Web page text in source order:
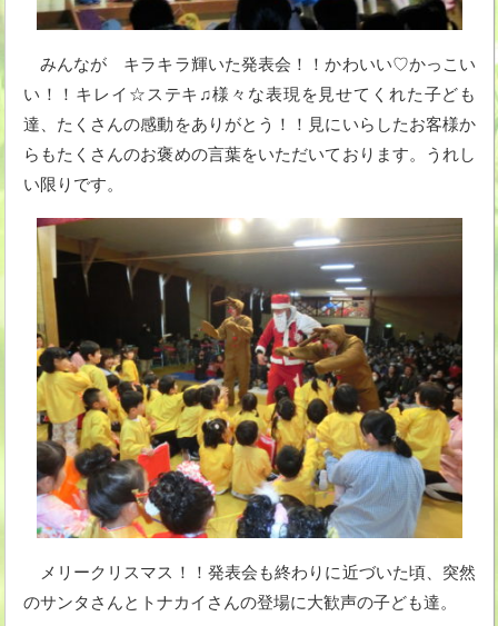
みんなが キラキラ輝いた発表会！！かわいい♡かっこい
い！！キレイ☆ステキ♫様々な表現を見せてくれた子ども
達、たくさんの感動をありがとう！！見にいらしたお客様か
らもたくさんのお褒めの言葉をいただいております。うれし
い限りです。
メリークリスマス！！発表会も終わりに近づいた頃、突然
のサンタさんとトナカイさんの登場に大歓声の子ども達。